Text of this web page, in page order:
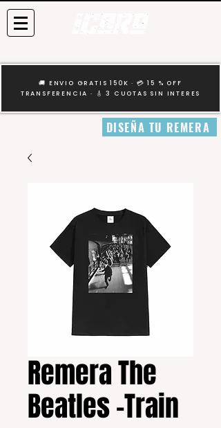
🚚 ENVIO GRATIS 150K · 💳 15 % OFF
TRANSFERENCIA · 🎸 3 CUOTAS SIN INTERES
DISEÑA TU REMERA
Remera The
Beatles -Train